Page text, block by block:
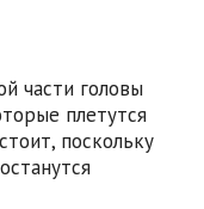
части головы
плетутся
поскольку